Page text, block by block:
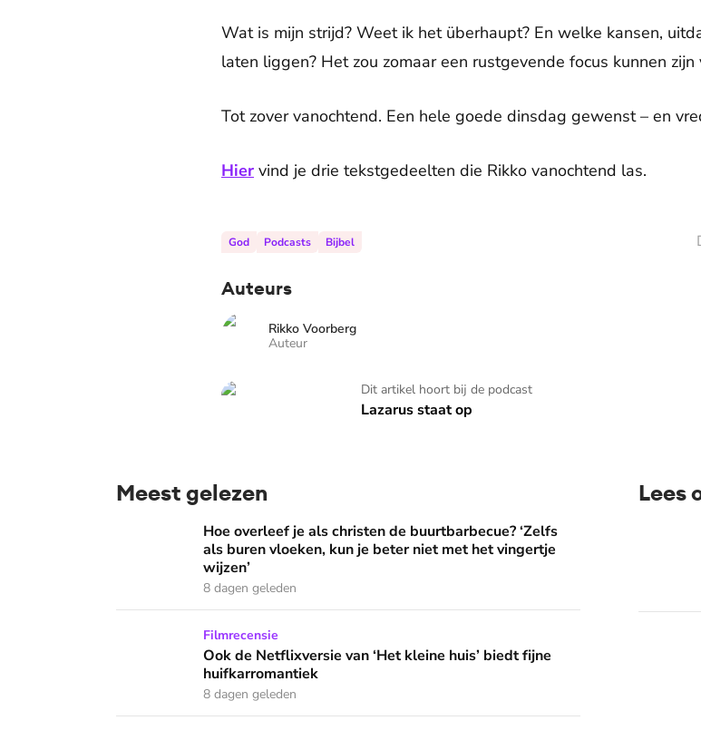
Wat is mijn strijd? Weet ik het überhaupt? En welke kansen,
laten liggen? Het zou zomaar een rustgevende focus kunnen zijn
Tot zover vanochtend. Een hele goede dinsdag gewenst – en
Hier vind je drie tekstgedeelten die Rikko vanochtend las.
God Podcasts Bijbel
Auteurs
Rikko Voorberg
Auteur
Dit artikel hoort bij de podcast
Lazarus staat op
Lazarus staat op
Meest gelezen
Hoe overleef je als christen de buurtbarbecue? ‘Zelfs als buren vloeken, kun je beter niet
Hoe overleef je als christen de buurtbarbecue? ‘Zelfs
als buren vloeken, kun je beter niet met het vingertje
wijzen’
8 dagen geleden
Ook de Netflixversie van ‘Het kleine huis’ biedt fijne huifkarromantiek
Filmrecensie
Ook de Netflixversie van ‘Het kleine huis’ biedt fijne
huifkarromantiek
8 dagen geleden
Lees
Nieuwe
Wat